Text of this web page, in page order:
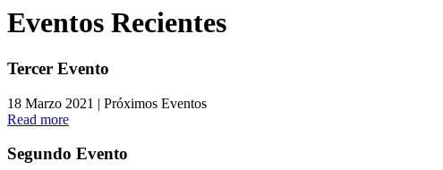
Eventos Recientes
Tercer Evento
18 Marzo 2021 | Próximos Eventos
Read more
Segundo Evento